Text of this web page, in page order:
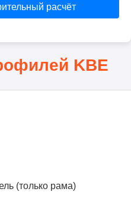
расчёт
KBE
(только рама)